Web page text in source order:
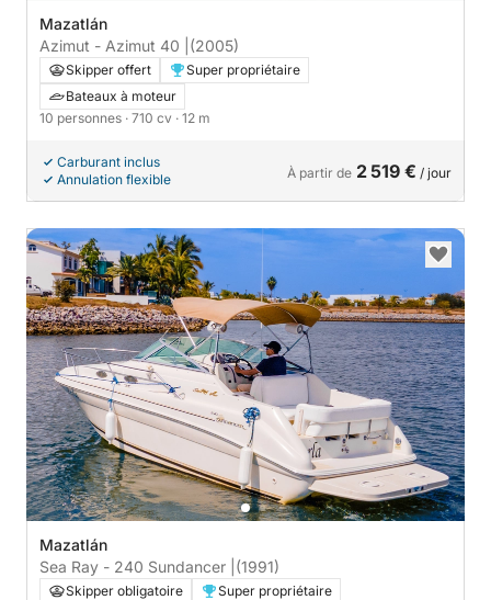
Mazatlán
Azimut - Azimut 40 | (2005)
Skipper offert
Super propriétaire
Bateaux à moteur
10 personnes · 710 cv · 12 m
Carburant inclus
Annulation flexible
À partir de 2 519 € / jour
Mazatlán
Sea Ray - 240 Sundancer | (1991)
Skipper obligatoire
Super propriétaire